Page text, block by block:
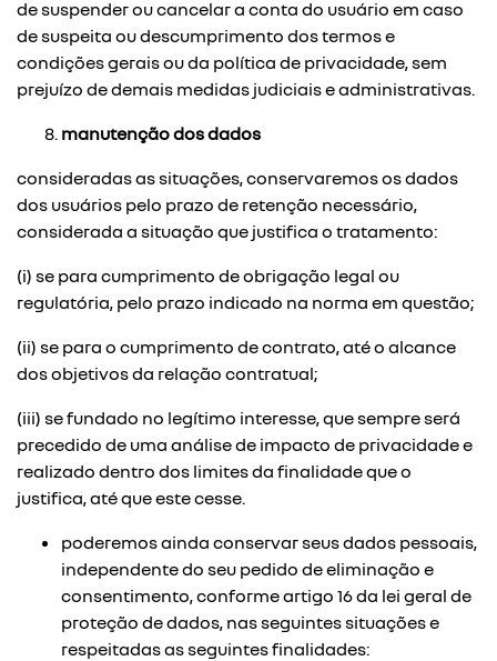
de suspender ou cancelar a conta do usuário em caso
de suspeita ou descumprimento dos termos e
condições gerais ou da política de privacidade, sem
prejuízo de demais medidas judiciais e administrativas.
manutenção dos dados
consideradas as situações, conservaremos os dados
dos usuários pelo prazo de retenção necessário,
considerada a situação que justifica o tratamento:
(i) se para cumprimento de obrigação legal ou
regulatória, pelo prazo indicado na norma em questão;
(ii) se para o cumprimento de contrato, até o alcance
dos objetivos da relação contratual;
(iii) se fundado no legítimo interesse, que sempre será
precedido de uma análise de impacto de privacidade e
realizado dentro dos limites da finalidade que o
justifica, até que este cesse.
poderemos ainda conservar seus dados pessoais,
independente do seu pedido de eliminação e
consentimento, conforme artigo 16 da lei geral de
proteção de dados, nas seguintes situações e
respeitadas as seguintes finalidades: